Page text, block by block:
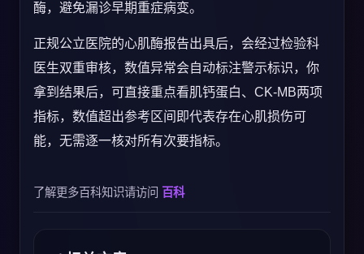
酶，避免漏诊早期重症病变。
正规公立医院的心肌酶报告出具后，会经过检验科
医生双重审核，数值异常会自动标注警示标识，你
拿到结果后，可直接重点看肌钙蛋白、CK-MB两项
指标，数值超出参考区间即代表存在心肌损伤可
能，无需逐一核对所有次要指标。
了解更多百科知识请访问 百科